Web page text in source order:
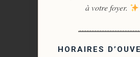
à votre foyer.
HORAIRES